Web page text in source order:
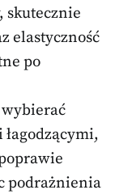
skutecznie
elastyczność
po
podrażnienia